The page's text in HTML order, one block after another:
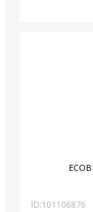
ID:101106876